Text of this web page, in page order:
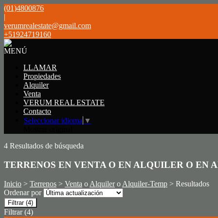
(01)4800876
|
verumrealestate@gmail.com
+51924719160
MENÚ
LLAMAR
Propiedades
Alquiler
Venta
VERUM REAL ESTATE
Contacto
Seleccionar idioma ▼
4 Resultados de búsqueda
TERRENOS EN VENTA O EN ALQUILER O EN
Inicio > Terrenos > Venta o Alquilero Alquiler-Temp > Resultados
Ordenar por
Filtrar (4)
Filtrar (4)